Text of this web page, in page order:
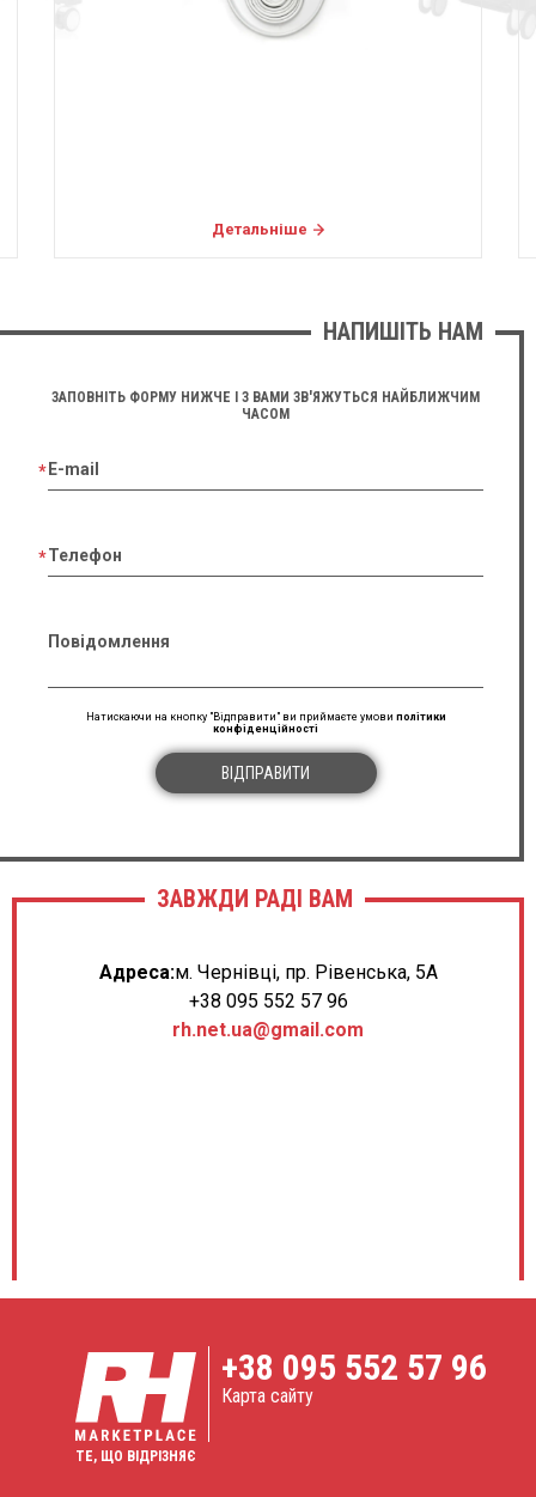
Детальніше
НАПИШІТЬ НАМ
ЗАПОВНІТЬ ФОРМУ НИЖЧЕ І З ВАМИ ЗВ'ЯЖУТЬСЯ НАЙБЛИЖЧИМ
ЧАСОМ
E-mail
Телефон
Повідомлення
Натискаючи на кнопку "Відправити" ви приймаєте умови політики
конфіденційності
ВІДПРАВИТИ
ЗАВЖДИ РАДІ ВАМ
Адреса:м. Чернівці, пр. Рівенська, 5А
+38 095 552 57 96
rh.net.ua@gmail.com
ТЕ, ЩО ВІДРІЗНЯЄ
+38 095 552 57 96
Карта сайту